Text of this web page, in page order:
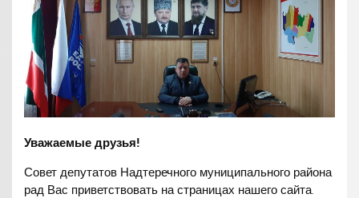
Уважаемые друзья!
Совет депутатов Надтеречного муниципального района
рад Вас приветствовать на страницах нашего сайта.